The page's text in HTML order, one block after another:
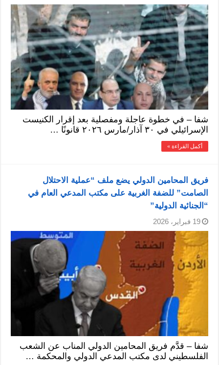
شفا – في خطوة عاجلة ومفصلية بعد إقرار الكنيست
الإسرائيلي في ٣٠ آذار/مارس ٢٠٢٦ قانونًا …
أكمل القراءة »
فريق المحامين الدولي يضع ملف “عملية الاحتلال
الصامت” للضفة الغربية على مكتب المدعي العام في
“الجنائية الدولية”
19 فبراير، 2026
شفا – قدَّم فريق المحامين الدولي المناب عن الشعب
الفلسطيني لدى مكتب المدعي الدولي والمحكمة …